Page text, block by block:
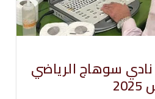
سوهاج الرياضي